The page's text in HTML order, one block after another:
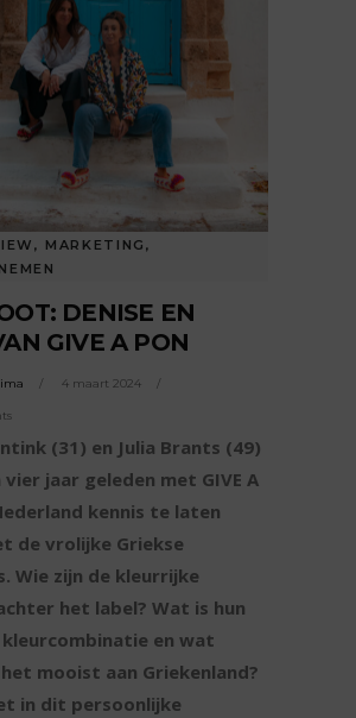
, MARKETING,
DENISE EN
GIVE A PON
4 maart 2024
(31) en Julia Brants (49)
jaar geleden met GIVE A
kennis te laten
de vrolijke Griekse
Wie zijn de kleurrijke
het label? Wat is hun
en wat
mooist aan Griekenland?
in dit persoonlijke